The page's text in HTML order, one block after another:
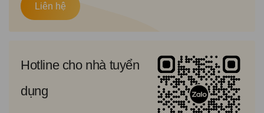
Liên hệ
Hotline cho nhà tuyển
dụng